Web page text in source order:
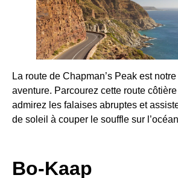
La route de Chapman’s Peak est
aventure. Parcourez cette route
admirez les falaises abruptes et
de soleil à couper le souffle sur
Bo-Kaap